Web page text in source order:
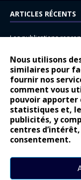
Nous utilisons
similaires pour
fournir nos
comment vous
pouvoir apporter
statistiques et,
publicités, y
centres
consentement.
ARTICLES RÉCENTS
Les publications
14 juillet : nouveau
Renault Espace :
Peugeot E-208 GTi :
COMMENTAIRES
Bernard Dardartdans
Gilly
gyo